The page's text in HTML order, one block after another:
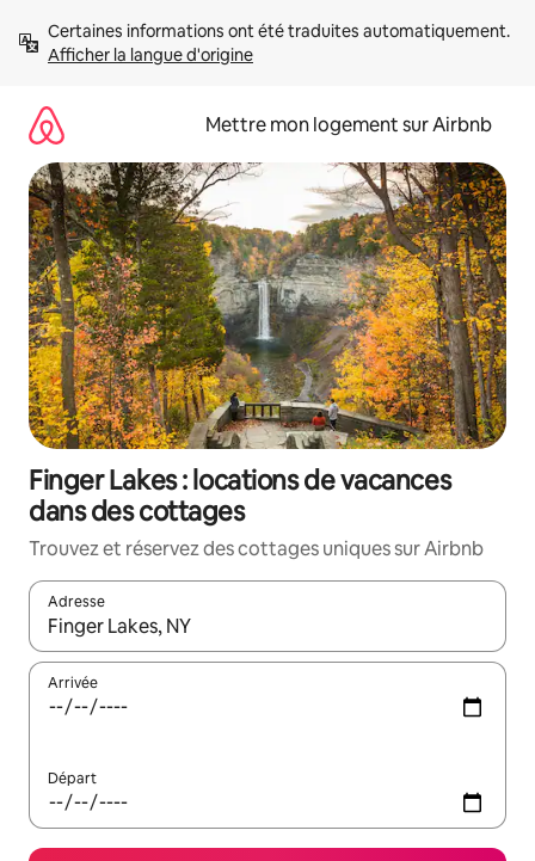
directement
Afficher la langue d'origine
Mettre mon logement sur Airbnb
Finger Lakes : locations de vacances
dans des cottages
Trouvez et réservez des cottages uniques sur Airbnb
Adresse
Lorsque les résultats s'affichent, utilisez les flèches vers le
Arrivée
Départ